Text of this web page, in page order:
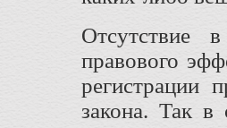
Отсутствие
правового
регистрации
закона. Так в